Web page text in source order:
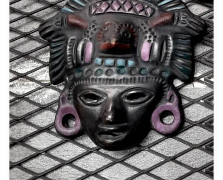
ANTIDOTE KNITWEAR
ARGALIOS
Art Deco
BUFFALO
C-THROU
CABAIA
CANADIAN CLASSICS
CHIARA FERRAGNI
COLORS OF CALIFORNIA
Cotazur Swimwear
CRUEL